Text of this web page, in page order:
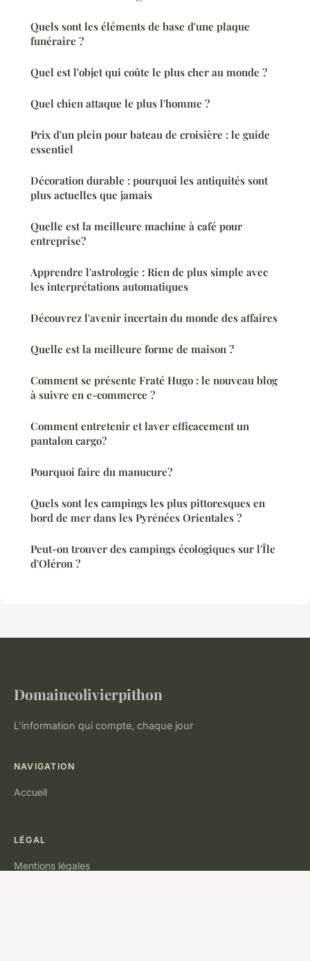
Quels sont les éléments de base d'une plaque
funéraire ?
Quel est l'objet qui coûte le plus cher au monde ?
Quel chien attaque le plus l'homme ?
Prix d'un plein pour bateau de croisière : le guide
essentiel
Décoration durable : pourquoi les antiquités sont
plus actuelles que jamais
Quelle est la meilleure machine à café pour
entreprise?
Apprendre l'astrologie : Rien de plus simple avec
les interprétations automatiques
Découvrez l'avenir incertain du monde des affaires
Quelle est la meilleure forme de maison ?
Comment se présente Fraté Hugo : le nouveau blog
à suivre en e-commerce ?
Comment entretenir et laver efficacement un
pantalon cargo?
Pourquoi faire du manucure?
Quels sont les campings les plus pittoresques en
bord de mer dans les Pyrénées Orientales ?
Peut-on trouver des campings écologiques sur l'Île
d'Oléron ?
Domaineolivierpithon
L'information qui compte, chaque jour
NAVIGATION
Accueil
LÉGAL
Mentions légales